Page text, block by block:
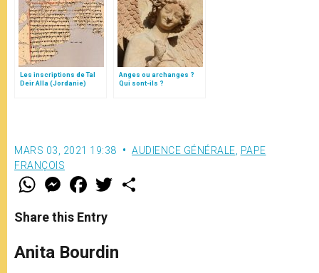
Les inscriptions de Tal
Deir Alla (Jordanie)
Anges ou archanges ?
Qui sont-ils ?
MARS 03, 2021 19:38 AUDIENCE GÉNÉRALE PAPE
FRANÇOIS
W
t
s
p
p
M
e
s
e
g
e
F
a
e
b
o
k
w
r
Share this Entry
Anita Bourdin